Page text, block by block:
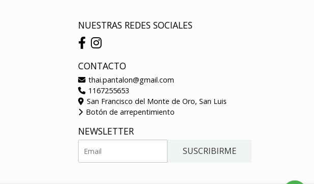
NUESTRAS REDES SOCIALES
CONTACTO
thai.pantalon@gmail.com
1167255653
San Francisco del Monte de Oro, San Luis
Botón de arrepentimiento
NEWSLETTER
SUSCRIBIRME